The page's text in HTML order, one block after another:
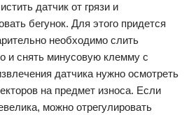
датчик от грязи и
бегунок. Для этого придется
необходимо слить
и снять минусовую клемму с
датчика нужно осмотреть
на предмет износа. Если
можно отрегулировать